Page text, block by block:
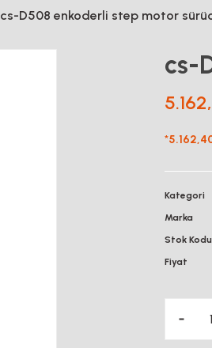
cs-D508 enkoderli step motor
cs-
*
Kategori
Marka
Stok Kodu
Fiyat